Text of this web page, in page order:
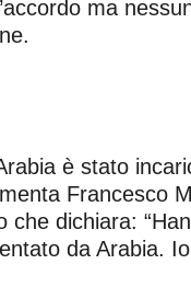
ma
è stato
Francesco
che dichiara:
da Arabia.